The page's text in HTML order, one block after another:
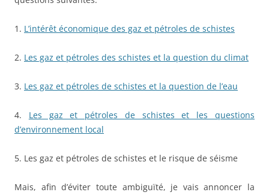
1. L’intérêt économique des gaz et pétroles de schistes
2. Les gaz et pétroles des schistes et la question du climat
3. Les gaz et pétroles de schistes et la question de l’eau
4. Les gaz et pétroles de schistes et les questions
d’environnement local
5. Les gaz et pétroles de schistes et le risque de séisme
Mais, afin d’éviter toute ambiguïté, je vais annoncer la